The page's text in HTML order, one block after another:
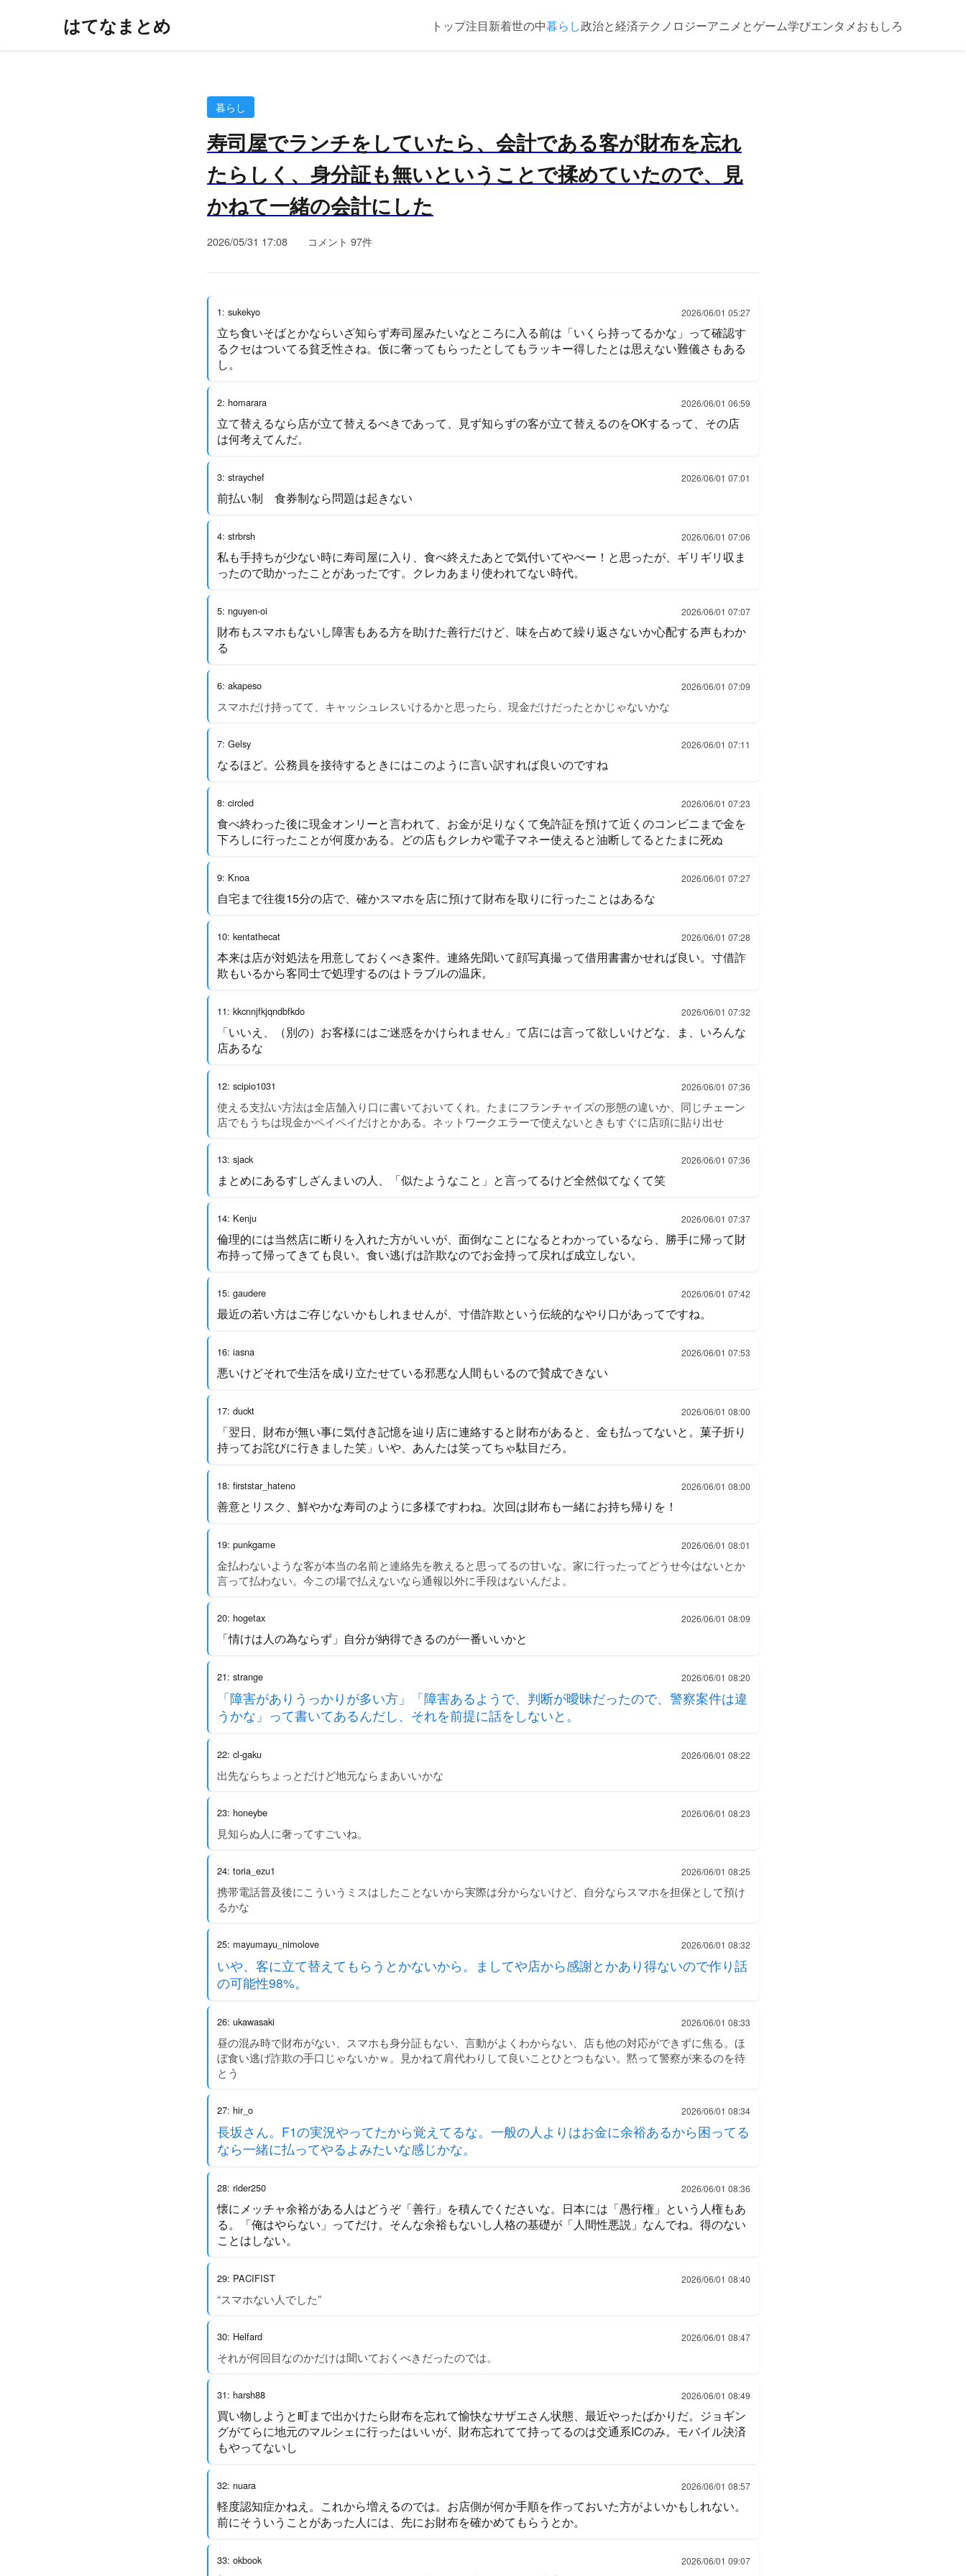
はてなまとめ トップ注目新着世の中暮らし政治と経済テクノロジーアニメとゲーム学びエンタメおもしろ
暮らし
寿司屋でランチをしていたら、会計である客が財布を忘れ
たらしく、身分証も無いということで揉めていたので、見
かねて一緒の会計にした
2026/05/31 17:08 コメント 97件
1: sukekyo 2026/06/01 05:27
立ち食いそばとかならいざ知らず寿司屋みたいなところに入る前は「いくら持ってるかな」って確認す
るクセはついてる貧乏性さね。仮に奢ってもらったとしてもラッキー得したとは思えない難儀さもある
し。
2: homarara 2026/06/01 06:59
立て替えるなら店が立て替えるべきであって、見ず知らずの客が立て替えるのをOKするって、その店
は何考えてんだ。
3: straychef 2026/06/01 07:01
前払い制 食券制なら問題は起きない
4: strbrsh 2026/06/01 07:06
私も手持ちが少ない時に寿司屋に入り、食べ終えたあとで気付いてやべー！と思ったが、ギリギリ収ま
ったので助かったことがあったです。クレカあまり使われてない時代。
5: nguyen-oi 2026/06/01 07:07
財布もスマホもないし障害もある方を助けた善行だけど、味を占めて繰り返さないか心配する声もわか
る
6: akapeso 2026/06/01 07:09
スマホだけ持ってて、キャッシュレスいけるかと思ったら、現金だけだったとかじゃないかな
7: Gelsy 2026/06/01 07:11
なるほど。公務員を接待するときにはこのように言い訳すれば良いのですね
8: circled 2026/06/01 07:23
食べ終わった後に現金オンリーと言われて、お金が足りなくて免許証を預けて近くのコンビニまで金を
下ろしに行ったことが何度かある。どの店もクレカや電子マネー使えると油断してるとたまに死ぬ
9: Knoa 2026/06/01 07:27
自宅まで往復15分の店で、確かスマホを店に預けて財布を取りに行ったことはあるな
10: kentathecat 2026/06/01 07:28
本来は店が対処法を用意しておくべき案件。連絡先聞いて顔写真撮って借用書書かせれば良い。寸借詐
欺もいるから客同士で処理するのはトラブルの温床。
11: kkcnnjfkjqndbfkdo 2026/06/01 07:32
「いいえ、（別の）お客様にはご迷惑をかけられません」て店には言って欲しいけどな、ま、いろんな
店あるな
12: scipio1031 2026/06/01 07:36
使える支払い方法は全店舗入り口に書いておいてくれ。たまにフランチャイズの形態の違いか、同じチェーン
店でもうちは現金かペイペイだけとかある。ネットワークエラーで使えないときもすぐに店頭に貼り出せ
13: sjack 2026/06/01 07:36
まとめにあるすしざんまいの人、「似たようなこと」と言ってるけど全然似てなくて笑
14: Kenju 2026/06/01 07:37
倫理的には当然店に断りを入れた方がいいが、面倒なことになるとわかっているなら、勝手に帰って財
布持って帰ってきても良い。食い逃げは詐欺なのでお金持って戻れば成立しない。
15: gaudere 2026/06/01 07:42
最近の若い方はご存じないかもしれませんが、寸借詐欺という伝統的なやり口があってですね。
16: iasna 2026/06/01 07:53
悪いけどそれで生活を成り立たせている邪悪な人間もいるので賛成できない
17: duckt 2026/06/01 08:00
「翌日、財布が無い事に気付き記憶を辿り店に連絡すると財布があると、金も払ってないと。菓子折り
持ってお詫びに行きました笑」いや、あんたは笑ってちゃ駄目だろ。
18: firststar_hateno 2026/06/01 08:00
善意とリスク、鮮やかな寿司のように多様ですわね。次回は財布も一緒にお持ち帰りを！
19: punkgame 2026/06/01 08:01
金払わないような客が本当の名前と連絡先を教えると思ってるの甘いな。家に行ったってどうせ今はないとか
言って払わない。今この場で払えないなら通報以外に手段はないんだよ。
20: hogetax 2026/06/01 08:09
「情けは人の為ならず」自分が納得できるのが一番いいかと
21: strange 2026/06/01 08:20
「障害がありうっかりが多い方」「障害あるようで、判断が曖昧だったので、警察案件は違
うかな」って書いてあるんだし、それを前提に話をしないと。
22: cl-gaku 2026/06/01 08:22
出先ならちょっとだけど地元ならまあいいかな
23: honeybe 2026/06/01 08:23
見知らぬ人に奢ってすごいね。
24: toria_ezu1 2026/06/01 08:25
携帯電話普及後にこういうミスはしたことないから実際は分からないけど、自分ならスマホを担保として預け
るかな
25: mayumayu_nimolove 2026/06/01 08:32
いや、客に立て替えてもらうとかないから。ましてや店から感謝とかあり得ないので作り話
の可能性98%。
26: ukawasaki 2026/06/01 08:33
昼の混み時で財布がない、スマホも身分証もない、言動がよくわからない、店も他の対応ができずに焦る。ほ
ぼ食い逃げ詐欺の手口じゃないかｗ。見かねて肩代わりして良いことひとつもない。黙って警察が来るのを待
とう
27: hir_o 2026/06/01 08:34
長坂さん。F1の実況やってたから覚えてるな。一般の人よりはお金に余裕あるから困ってる
なら一緒に払ってやるよみたいな感じかな。
28: rider250 2026/06/01 08:36
懐にメッチャ余裕がある人はどうぞ「善行」を積んでくださいな。日本には「愚行権」という人権もあ
る。「俺はやらない」ってだけ。そんな余裕もないし人格の基礎が「人間性悪説」なんでね。得のない
ことはしない。
29: PACIFIST 2026/06/01 08:40
“スマホない人でした”
30: Helfard 2026/06/01 08:47
それが何回目なのかだけは聞いておくべきだったのでは。
31: harsh88 2026/06/01 08:49
買い物しようと町まで出かけたら財布を忘れて愉快なサザエさん状態、最近やったばかりだ。ジョギン
グがてらに地元のマルシェに行ったはいいが、財布忘れてて持ってるのは交通系ICのみ。モバイル決済
もやってないし
32: nuara 2026/06/01 08:57
軽度認知症かねえ。これから増えるのでは。お店側が何か手順を作っておいた方がよいかもしれない。
前にそういうことがあった人には、先にお財布を確かめてもらうとか。
33: okbook 2026/06/01 09:07